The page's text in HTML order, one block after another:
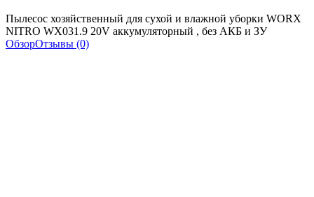
Пылесос хозяйственный для сухой и влажной уборки WORX
NITRO WX031.9 20V аккумуляторный , без АКБ и ЗУ
ОбзорОтзывы (0)